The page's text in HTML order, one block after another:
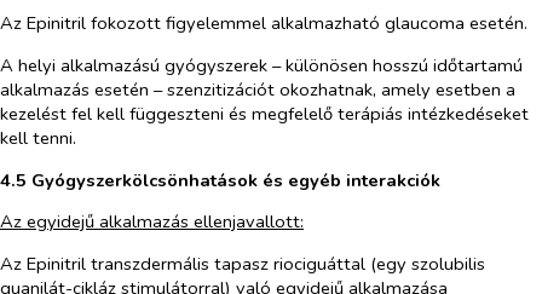
Az Epinitril fokozott figyelemmel alkalmazható glaucoma esetén.
A helyi alkalmazású gyógyszerek – különösen hosszú időtartamú
alkalmazás esetén – szenzitizációt okozhatnak, amely esetben a
kezelést fel kell függeszteni és megfelelő terápiás intézkedéseket
kell tenni.
4.5 Gyógyszerkölcsönhatások és egyéb interakciók
Az egyidejű alkalmazás ellenjavallott:
Az Epinitril transzdermális tapasz riociguáttal (egy szolubilis
guanilát-cikláz stimulátorral) való egyidejű alkalmazása